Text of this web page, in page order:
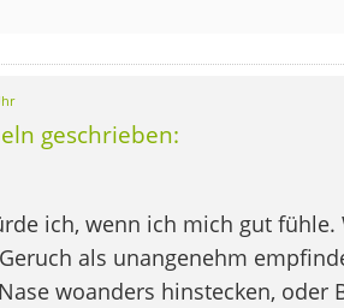
geschrieben:
ich, wenn ich mich gut fühle.
als unangenehm
woanders hinstecken, oder